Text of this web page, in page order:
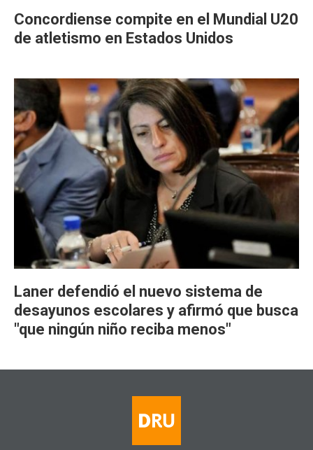
Concordiense compite en el Mundial U20
de atletismo en Estados Unidos
Laner defendió el nuevo sistema de
desayunos escolares y afirmó que busca
"que ningún niño reciba menos"